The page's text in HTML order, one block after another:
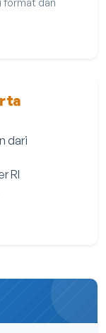
format dan
dari
RI